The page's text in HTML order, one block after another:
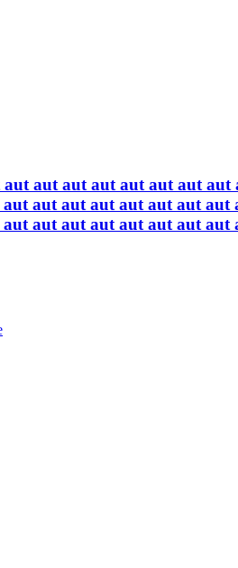
aut aut aut aut aut aut
aut aut aut aut aut aut
aut aut aut aut aut aut